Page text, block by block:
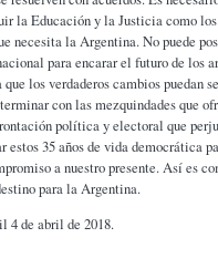
la Educación y la Justicia como
necesita la Argentina. No puede
para encarar el futuro de los
que los verdaderos cambios puedan
con las mezquindades que
política y electoral que
estos 35 años de vida democrática
a nuestro presente. Así es
para la Argentina.
4 de abril de 2018.